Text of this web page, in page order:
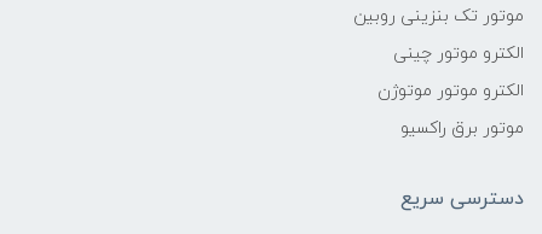
موتور تک بنزینی روبین
الکترو موتور چینی
الکترو موتور موتوژن
موتور برق راکسیو
دسترسی سریع